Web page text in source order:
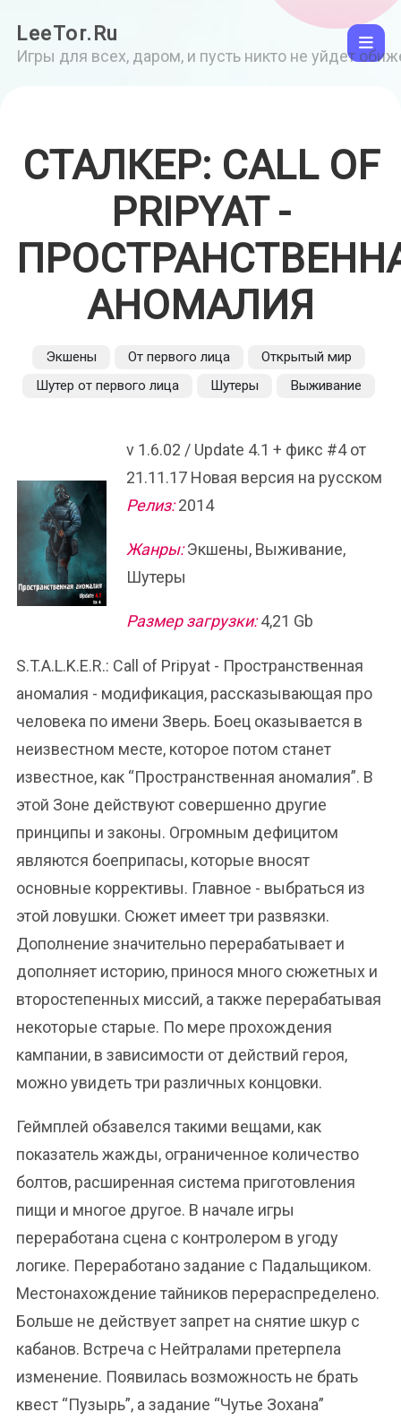
LeeTor.Ru
Игры для всех, даром, и пусть никто не уйдет
СТАЛКЕР: CALL OF
PRIPYAT -
АНОМАЛИЯ
Экшены От первого лица
Открытый мир
Шутер от первого лица
Шутеры Выживание
v 1.6.02 / Update 4.1 + фикс #4 от
21.11.17 Новая версия на русском
Релиз:2014
Жанры:Экшены, Выживание,
Шутеры
Размер загрузки:4,21 Gb
S.T.A.L.K.E.R.: Call of Pripyat - Пространственная
аномалия - модификация, рассказывающая про
человека по имени Зверь. Боец оказывается в
неизвестном месте, которое потом станет
известное, как “Пространственная аномалия”. В
этой Зоне действуют совершенно другие
принципы и законы. Огромным дефицитом
являются боеприпасы, которые вносят
основные коррективы. Главное - выбраться из
этой ловушки. Сюжет имеет три развязки.
Дополнение значительно перерабатывает и
дополняет историю, принося много сюжетных и
второстепенных миссий, а также перерабатывая
некоторые старые. По мере прохождения
кампании, в зависимости от действий героя,
можно увидеть три различных концовки.
Геймплей обзавелся такими вещами, как
показатель жажды, ограниченное количество
болтов, расширенная система приготовления
пищи и многое другое. В начале игры
переработана сцена с контролером в угоду
логике. Переработано задание с Падальщиком.
Местонахождение тайников перераспределено.
Больше не действует запрет на снятие шкур с
кабанов. Встреча с Нейтралами претерпела
изменение. Появилась возможность не брать
квест “Пузырь”, а задание “Чутье Зохана”